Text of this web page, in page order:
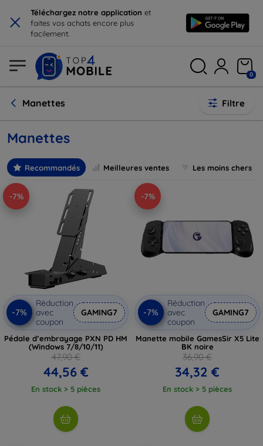
× Téléchargez notre application et
faites vos achats encore plus
facilement.
0
Manettes Filtre
Manettes
Recommandés Meilleures ventes Les moins chers
-7%
-7%
Réduction
avec
coupon
GAMING7
Pédale d’embrayage PXN PD HM
(Windows 7/8/10/11)
47,90 €
44,56 €
En stock > 5 pièces
-7%
-7%
Réduction
avec
coupon
GAMING7
Manette mobile GamesSir X5 Lite
BK noire
36,90 €
34,32 €
En stock > 5 pièces